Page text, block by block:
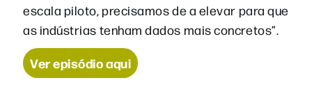
escala piloto, precisamos de a elevar para que
as indústrias tenham dados mais concretos”.
Ver episódio aqui